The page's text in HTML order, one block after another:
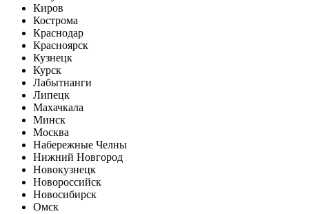
Киров
Кострома
Краснодар
Красноярск
Кузнецк
Курск
Лабытнанги
Липецк
Махачкала
Минск
Москва
Набережные Челны
Нижний Новгород
Новокузнецк
Новороссийск
Новосибирск
Омск